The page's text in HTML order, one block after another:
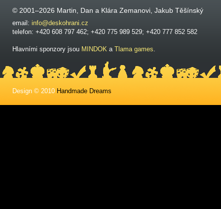
© 2001–2026 Martin, Dan a Klára Zemanovi, Jakub Těšínský
email: info@deskohrani.cz
telefon: +420 608 797 462; +420 775 989 529; +420 777 852 582
Hlavními sponzory jsou MINDOK a Tlama games.
Design © 2010 Handmade Dreams